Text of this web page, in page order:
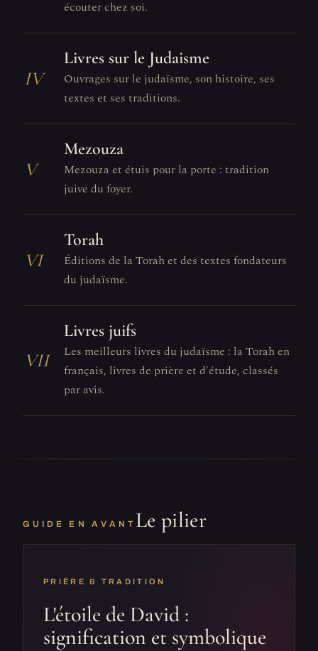
écouter chez soi.
IV
Livres sur le Judaisme
Ouvrages sur le judaïsme, son histoire, ses
textes et ses traditions.
V
Mezouza
Mezouza et étuis pour la porte : tradition
juive du foyer.
VI
Torah
Éditions de la Torah et des textes fondateurs
du judaïsme.
VII
Livres juifs
Les meilleurs livres du judaïsme : la Torah en
français, livres de prière et d'étude, classés
par avis.
GUIDE EN AVANT Le pilier
PRIÈRE & TRADITION
L'étoile de David :
signification et symbolique